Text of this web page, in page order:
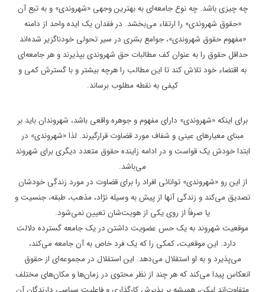
چه چیزی باشد. چه نوع جامعه‌ای به بهترین وجهی «شهروندی» و به تبع آن
«حقوق شهروندی» را ارتقاء می‌بخشد. در فقدان یک ایده واحد از دامنه
«مفهوم حقوق شهروندی»، جوامع بشری در سیر تحولی خودناگزیر شده‌اند
حداقل حقوق را به عنوان کف مطالبات حق شهروندی بپذیرند و هر جامعه‌ای
به اقتضاء خود تلاش کند تا این مطالب را هرچه بیشتر و با گسترش کمی و
کیفی به نقطه مطلوب برساند.
برای اینکه «شهروندی» دارای مفهوم و جوهره واقعی باشد، شهروندان باید بر
مبنای معیارهای عینی و شفاف مورد قضاوت قرارگیرند. لذا «شهروندی» در
ابتدا خودش یک قواست و در ادامه زاینده حقوق متعدد دیگری برای شهروند
می‌باشد.
از این رو «شهروندی» توانائی افراد را برای قضاوت در مورد زندگی خودشان
تصدیق می‌کند و زندگی آنها از پیش به وسیله نژاد، مذهب، طبقه، جنسیت و
یا صرفاً از روی یکی از هویت‌شان تعیین نمی‌شود.
موقعیت شهروند به یک حس عضویت داشتن در یک جامعه گسترده دلالت
دارد. این موقعیت، کمکی را که یک فرد خاص به آن جامعه می‌کند،
می‌پذیرد و به او استقلال می‌دهد. این استقلال در مجموعه‌ای از حقوق
انعکاس پیدا می‌کند که هر چند از نظر محتوی در زمان‌ها و مکان‌های مختلف